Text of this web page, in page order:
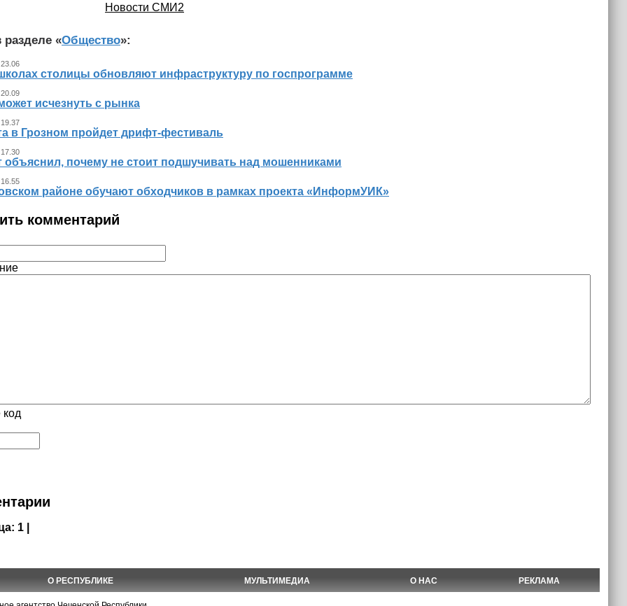
Новости СМИ2
разделе «Общество»:
столицы обновляют инфраструктуру по госпрограмме
исчезнуть с рынка
в Грозном пройдет дрифт-фестиваль
объяснил, почему не стоит подшучивать над мошенниками
районе обучают обходчиков в рамках проекта «ИнформУИК»
комментарий
код
1 |
О РЕСПУБЛИКЕ МУЛЬТИМЕДИА О НАС РЕКЛАМА